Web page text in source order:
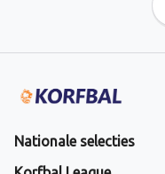
Nationale selecties